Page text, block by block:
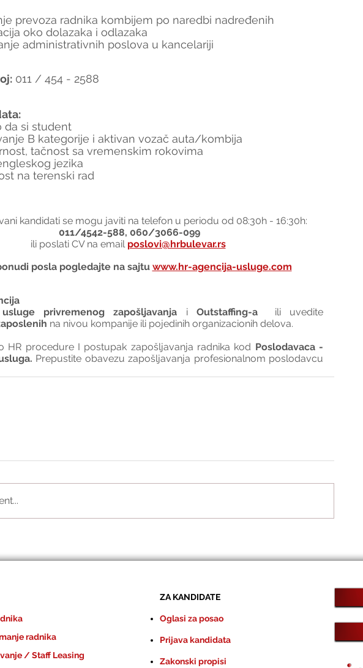
prevoza radnika kombijem po naredbi nadređenih
oko dolazaka i odlazaka
administrativnih poslova u kancelariji
011 / 454 - 2588
da si student
B kategorije i aktivan vozač auta/kombija
tačnost sa vremenskim rokovima
jezika
na terenski rad
kandidati se mogu javiti na telefon u periodu od 08:30h - 16:30h:
011/4542-588, 060/3066-099
ili poslati CV na email poslovi@hrbulevar.rs
posla pogledajte na sajtu www.hr-agencija-usluge.com
privremenog zapošljavanja i Outstaffing-a
na nivou kompanije ili pojedinih organizacionih delova.
HR procedure I postupak zapošljavanja radnika kod Poslodavaca -
Prepustite obavezu zapošljavanja profesionalnom poslodavcu
radnika
/ Staff Leasing
ZA KANDIDATE
Oglasi za posao
Prijava kandidata
Zakonski propisi